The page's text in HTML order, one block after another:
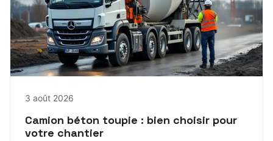
3 août 2026
Camion béton toupie : bien choisir pour
votre chantier